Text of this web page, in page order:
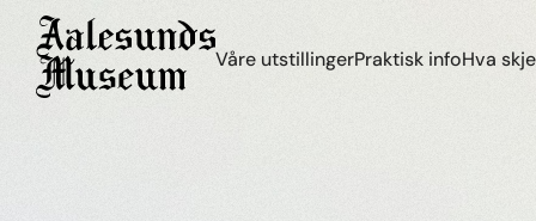
Våre utstillingerPraktisk infoHva